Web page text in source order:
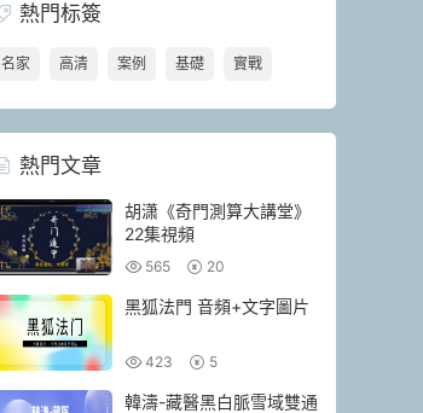
熱門标簽
名家 高清 案例 基礎 實戰
熱門文章
胡潇《奇門測算大講堂》
22集視頻
565 20
黑狐法門 音頻+文字圖片
423 5
韓濤-藏醫黑白脈雪域雙通